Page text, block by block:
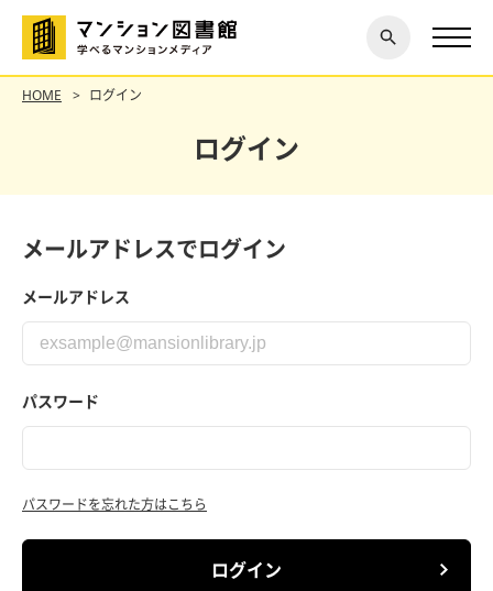
探す
閉じ
る
HOME ログイン
ログイン
メールアドレスでログイン
メールアドレス
パスワード
パスワードを忘れた方はこちら
ログイン